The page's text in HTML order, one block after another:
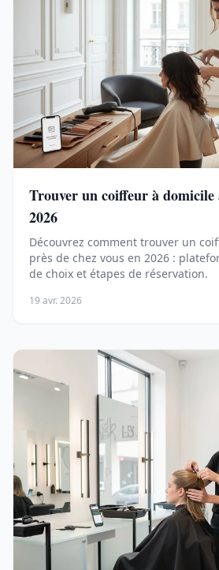
Trouver un coiffeur à
2026
Découvrez comment trouver un
près de chez vous en 2026 :
de choix et étapes de réservation.
19 avr. 2026